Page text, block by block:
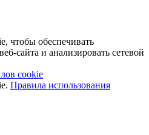
чтобы обеспечивать
сайта и анализировать сетевой
cookie
Правила использования